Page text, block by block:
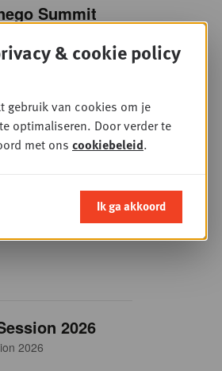
Summit
summit 2026
2026
2026
& cookie policy
gebruik van cookies om je
optimaliseren. Door verder te
met ons cookiebeleid.
Ik ga akkoord